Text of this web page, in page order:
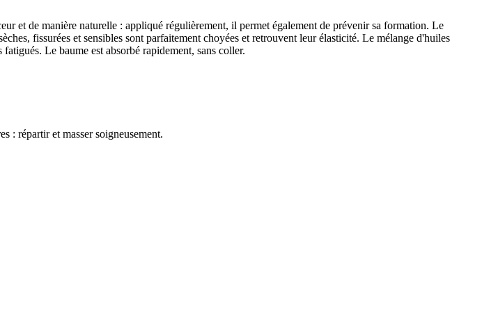
et de manière naturelle : appliqué régulièrement, il permet également de prévenir sa formation. Le
fissurées et sensibles sont parfaitement choyées et retrouvent leur élasticité. Le mélange d'huiles
Le baume est absorbé rapidement, sans coller.
: répartir et masser soigneusement.